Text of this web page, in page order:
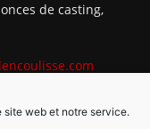
site web et notre service.
de casting,